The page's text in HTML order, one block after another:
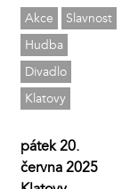
Akce
Slavnost
Hudba
Divadlo
Klatovy
pátek 20.
června 2025